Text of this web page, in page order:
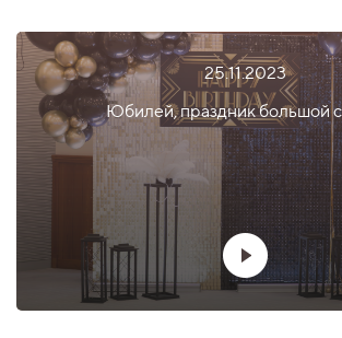
25.11.2023
Юбилей, праздник большой